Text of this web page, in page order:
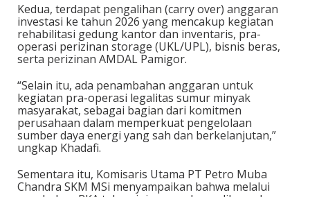
Kedua, terdapat pengalihan (carry over) anggaran
investasi ke tahun 2026 yang mencakup kegiatan
rehabilitasi gedung kantor dan inventaris, pra-
operasi perizinan storage (UKL/UPL), bisnis beras,
serta perizinan AMDAL Pamigor.
“Selain itu, ada penambahan anggaran untuk
kegiatan pra-operasi legalitas sumur minyak
masyarakat, sebagai bagian dari komitmen
perusahaan dalam memperkuat pengelolaan
sumber daya energi yang sah dan berkelanjutan,”
ungkap Khadafi.
Sementara itu, Komisaris Utama PT Petro Muba
Chandra SKM MSi menyampaikan bahwa melalui